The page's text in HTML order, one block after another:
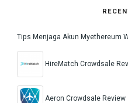
Tips Menjaga Akun Myethereum
HireMatch Crowdsale
Aeron Crowdsale Review